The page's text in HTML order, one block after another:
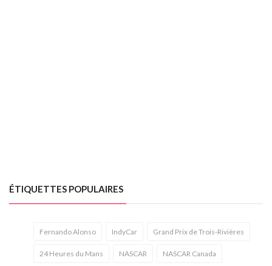
ÉTIQUETTES POPULAIRES
Fernando Alonso IndyCar Grand Prix de Trois-Rivières
24 Heures du Mans NASCAR NASCAR Canada